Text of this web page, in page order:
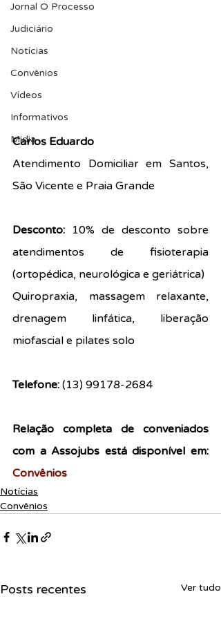
Jornal O Processo
Judiciário
Notícias
Convênios
Vídeos
Informativos
Midia
Carlos Eduardo
Atendimento Domiciliar em Santos,
São Vicente e Praia Grande
Desconto: 10% de desconto sobre
atendimentos de fisioterapia
(ortopédica, neurológica e geriátrica)
Quiropraxia, massagem relaxante,
drenagem linfática, liberação
miofascial e pilates solo
Telefone: (13) 99178-2684
Relação completa de conveniados
Convênios
Notícias
Convênios
Posts recentes Ver tudo